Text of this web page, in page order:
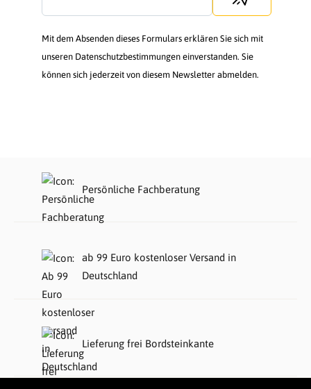
Mit dem Absenden dieses Formulars erklären Sie sich mit
unseren Datenschutzbestimmungen einverstanden. Sie
können sich jederzeit von diesem Newsletter abmelden.
Persönliche Fachberatung
ab 99 Euro kostenloser Versand in
Deutschland
Lieferung frei Bordsteinkante